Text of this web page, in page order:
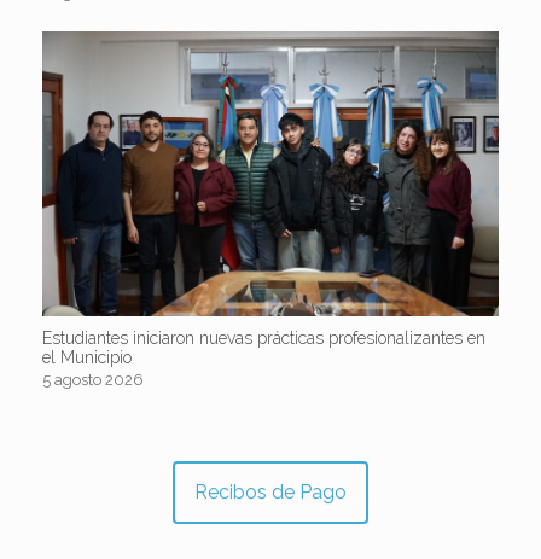
Estudiantes iniciaron nuevas prácticas profesionalizantes en
el Municipio
5 agosto 2026
Recibos de Pago